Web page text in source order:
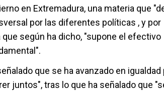
en Extremadura, una materia que
por las diferentes políticas , y por
según ha dicho, "supone el efectivo
que se ha avanzado en igualdad
juntos", tras lo que ha señalado que